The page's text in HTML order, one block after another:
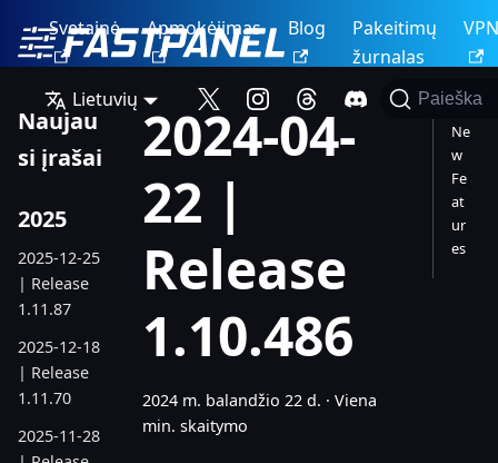
Svetainė Apmokėjimas Blog
Pakeitimų
žurnalas
VPN
Lietuvių Paieška
Naujau
si įrašai
2025
2025-12-25
| Release
1.11.87
2025-12-18
| Release
1.11.70
2025-11-28
2024-04-
22 |
Release
1.10.486
2024 m. balandžio 22 d. · Viena
min. skaitymo
Ne
w
Fe
at
ur
es